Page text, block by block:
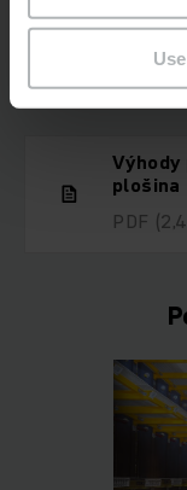
Výhody
plošina
PDF